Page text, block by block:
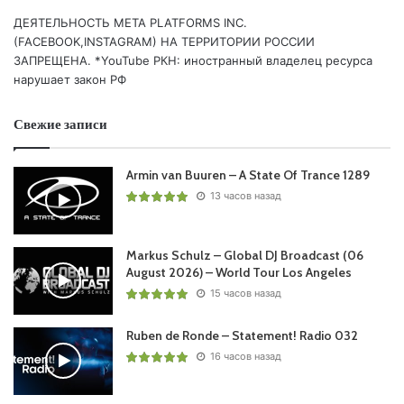
14. Craig Connelly & Daxson – Fiesta | HIGHER FORCES
15. John O’Callaghan & Bryan Kearney – Restricted Motion
(Lostly Remix) | SUBCULTURE (BLACK HOLE)
HOLE)
17. Aly & Fila & Aruna – The Other Shore (
Mix) | FSOE
18. Landmark – Only Solution | AGILE
Chillout Moment:
19. NorthKin – Utopia
ДЕЯТЕЛЬНОСТЬ МЕТА PLATFORMS INC.
(FACEBOOK,INSTAGRAM) НА ТЕРРИТОРИИ РОССИИ
ЗАПРЕЩЕНА. *YouTube РКН: иностранный владелец ресурса
нарушает закон РФ
Свежие записи
Armin van Buuren – A State Of Trance 1289
13 часов назад
Markus Schulz – Global DJ Broadcast (06
August 2026) – World Tour Los Angeles
15 часов назад
Ruben de Ronde – Statement! Radio 032
16 часов назад